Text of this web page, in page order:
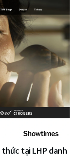
thức tại LHP danh